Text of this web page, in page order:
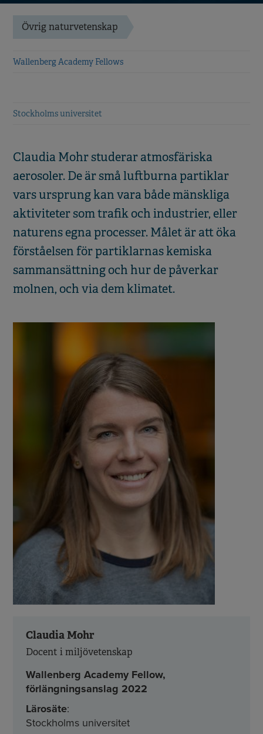
Övrig naturvetenskap
Wallenberg Academy Fellows
Stockholms universitet
Claudia Mohr studerar atmosfäriska
aerosoler. De är små luftburna partiklar
vars ursprung kan vara både mänskliga
aktiviteter som trafik och industrier, eller
naturens egna processer. Målet är att öka
förståelsen för partiklarnas kemiska
sammansättning och hur de påverkar
molnen, och via dem klimatet.
Claudia Mohr
Docent i miljövetenskap
Wallenberg Academy Fellow,
förlängningsanslag 2022
Lärosäte:
Stockholms universitet